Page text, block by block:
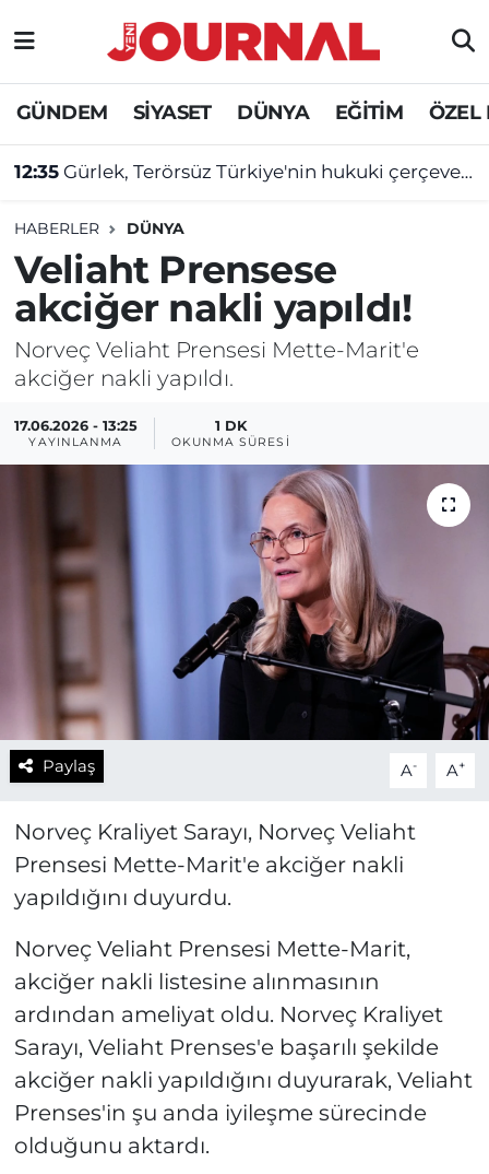
GÜNDEM SİYASET DÜNYA EĞİTİM ÖZEL
12:35 Gürlek, Terörsüz Türkiye'nin hukuki çerçevesini açıkladı
HABERLER DÜNYA
Veliaht Prensese
akciğer nakli yapıldı!
Norveç Veliaht Prensesi Mette-Marit'e
akciğer nakli yapıldı.
17.06.2026 - 13:25
YAYINLANMA
1 DK
OKUNMA SÜRESI
Paylaş A- A+
Norveç Kraliyet Sarayı, Norveç Veliaht
Prensesi Mette-Marit'e akciğer nakli
yapıldığını duyurdu.
Norveç Veliaht Prensesi Mette-Marit,
akciğer nakli listesine alınmasının
ardından ameliyat oldu. Norveç Kraliyet
Sarayı, Veliaht Prenses'e başarılı şekilde
akciğer nakli yapıldığını duyurarak, Veliaht
Prenses'in şu anda iyileşme sürecinde
olduğunu aktardı.
GÜNDEM
SİYASET
DÜNYA
EĞİTİM
ÖZEL HABER
Nöbetçi Eczaneler
Hava Durumu
Süper Lig Puan Durumu ve Fikstür
Tüm Manşetler
Son Dakika Haberleri
Haber Arşivi